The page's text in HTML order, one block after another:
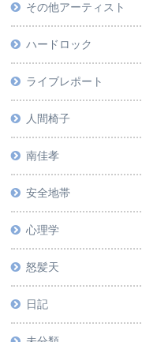
その他アーティスト
ハードロック
ライブレポート
人間椅子
南佳孝
安全地帯
心理学
怒髪天
日記